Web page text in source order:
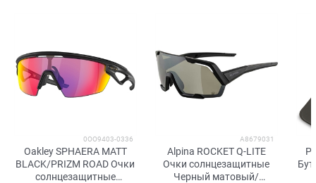
0OO9403-0336
Oakley SPHAERA MATT
BLACK/PRIZM ROAD Очки
солнцезащитные
A8679031
Alpina ROCKET Q-LITE
Очки солнцезащитные
Черный матовый/